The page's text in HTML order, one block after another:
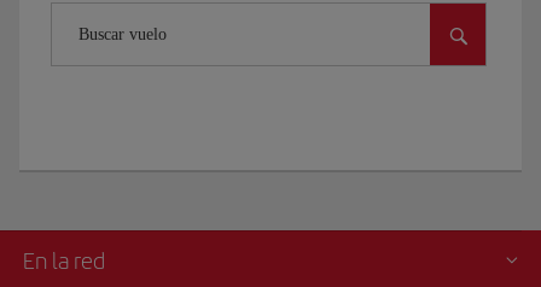
Buscar vuelo
En la red